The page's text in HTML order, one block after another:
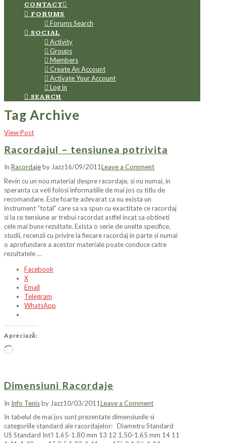
CONTACT
FORUMS
Forums Search
SOCIAL
Activity
Groups
Members
Create An Account
Activate Your Account
Log in
SEARCH
Tag Archive
View Post
Racordajul – tensiunea potrivita
In Racordajeby Jazz16/09/2011Leave a Comment
Revin cu un nou material despre racordaje, si nu numai, in
speranta ca veti folosi informatiile de mai jos cu titlu de
recomandare. Este foarte adevarat ca nu exista un
instrument “total” care sa va spun cu exactitate ce racordaj
si la ce tensiune ar trebui racordat astfel incat sa obtineti
cele mai bune rezultate. Exista o serie de unelte specifice,
studii, recenzii cu privire la fiecare racordaj in parte si numai
o aprofundare a acestor materiale poate conduce catre
rezultatele …
Facebook
X
Email
Telegram
WhatsApp
Apreciază:
Încarc...
Dimensiuni Racordaje
In Info Tenisby Jazz10/03/2011Leave a Comment
In tabelul de mai jos sunt prezentate dimensiunile si
categoriile standard ale racordajelor: Diametru Standard
US Standard Int’l 1.65-1.80 mm 13 12 1.50-1.65 mm 14 11